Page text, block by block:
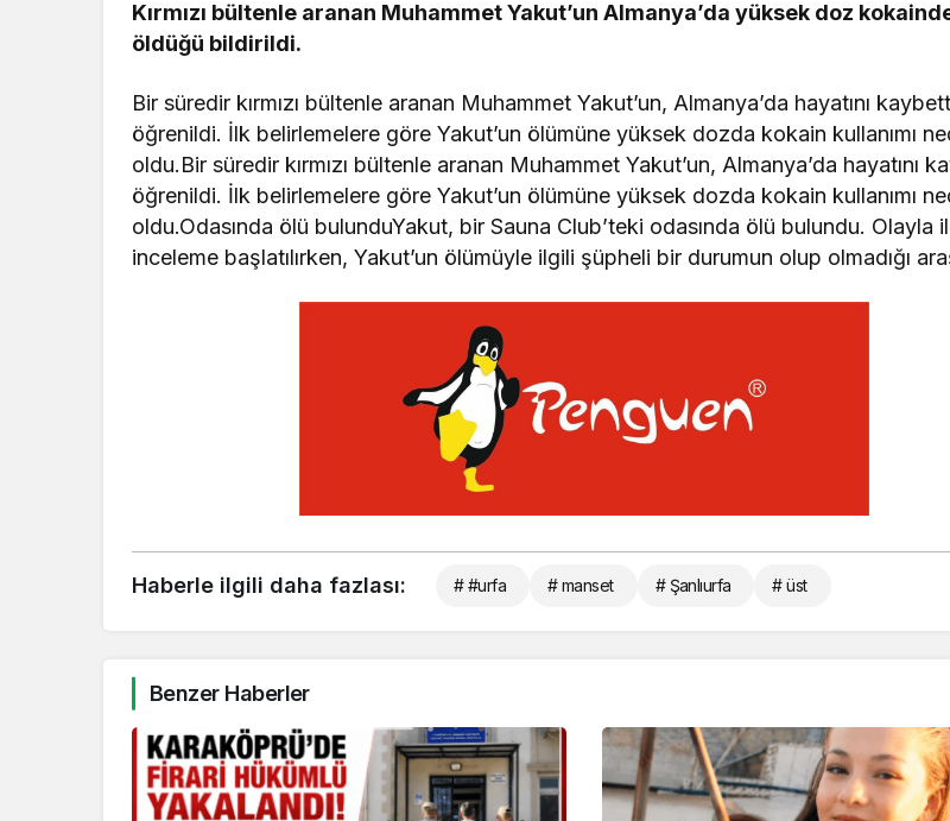
Kırmızı bültenle aranan Muhammet Yakut’un Almanya’da yüksek doz
öldüğü bildirildi.
Bir süredir kırmızı bültenle aranan Muhammet Yakut’un, Almanya’da hayatını
öğrenildi. İlk belirlemelere göre Yakut’un ölümüne yüksek dozda kokain kullanımı
oldu.Bir süredir kırmızı bültenle aranan Muhammet Yakut’un, Almanya’da hayatını
öğrenildi. İlk belirlemelere göre Yakut’un ölümüne yüksek dozda kokain kullanımı
oldu.Odasında ölü bulunduYakut, bir Sauna Club’teki odasında ölü bulundu. Olayla
inceleme başlatılırken, Yakut’un ölümüyle ilgili şüpheli bir durumun olup olmadığı
Haberle ilgili daha fazlası: # #urfa # manset # Şanlıurfa # üst
Benzer Haberler